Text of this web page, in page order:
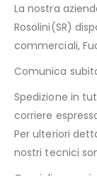
La nostra
Rosolini(SR)
commerciali,
Comunica
Spedizione in
corriere
Per ulteriori
nostri tecnici